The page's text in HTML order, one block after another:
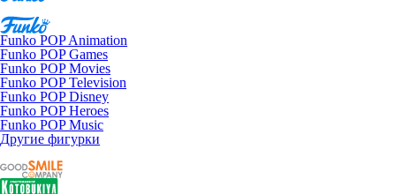
Funko POP Animation
Funko POP Games
Funko POP Movies
Funko POP Television
Funko POP Disney
Funko POP Heroes
Funko POP Music
Другие фигурки